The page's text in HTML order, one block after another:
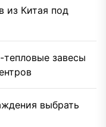
из Китая под
завесы
выбрать